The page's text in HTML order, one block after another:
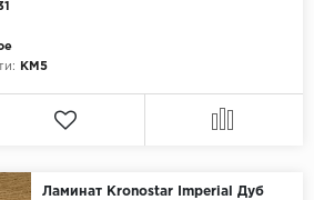
КМ5
Ламинат Kronostar Imperial Дуб